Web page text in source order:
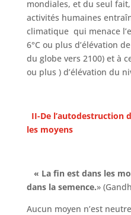
mondiales, et du seul
activités humaines
climatique qui menace
6°C ou plus d’élévation
du globe vers 2100) et à
ou plus ) d’élévation du
II-De l’autodestruction
les moyens
« La fin est dans les
dans la semence.»
Aucun moyen n’est